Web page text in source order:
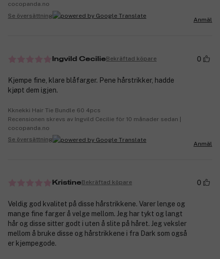
cocopanda.no
Se översättning
Anmäl
Ingvild CecilieBekräftad köpare 0
Kjempe fine, klare blåfarger. Pene hårstrikker, hadde
kjøpt dem igjen.
Kknekki Hair Tie Bundle 60 4pcs
Recensionen skrevs av Ingvild Cecilie för 10 månader sedan |
cocopanda.no
Se översättning
Anmäl
KristineBekräftad köpare 0
Veldig god kvalitet på disse hårstrikkene. Varer lenge og
mange fine farger å velge mellom. Jeg har tykt og langt
hår og disse sitter godt i uten å slite på håret. Jeg veksler
mellom å bruke disse og hårstrikkene i fra Dark som også
er kjempegode.